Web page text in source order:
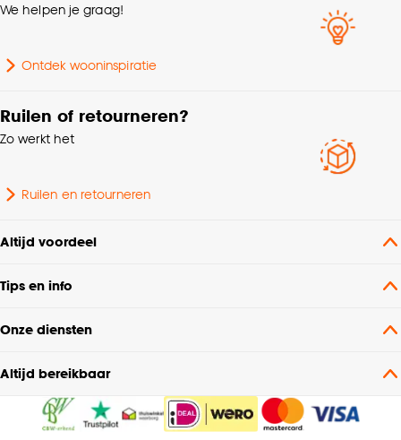
We helpen je graag!
Ontdek wooninspiratie
Ruilen of retourneren?
Zo werkt het
Ruilen en retourneren
Altijd voordeel
Tips en info
Onze diensten
Altijd bereikbaar